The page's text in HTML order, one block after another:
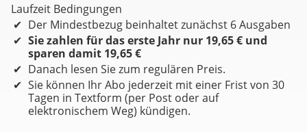
Laufzeit Bedingungen
Der Mindestbezug beinhaltet zunächst 6 Ausgaben
Sie zahlen für das erste Jahr nur 19,65 € und
sparen damit 19,65 €
Danach lesen Sie zum regulären Preis.
Sie können Ihr Abo jederzeit mit einer Frist von 30
Tagen in Textform (per Post oder auf
elektronischem Weg) kündigen.